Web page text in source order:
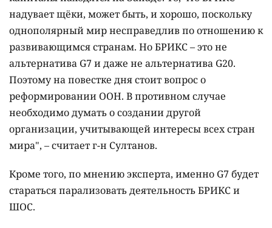
надувает щёки, может быть, и хорошо, поскольку
однополярный мир несправедлив по отношению к
развивающимся странам. Но БРИКС – это не
альтернатива G7 и даже не альтернатива G20.
Поэтому на повестке дня стоит вопрос о
реформировании ООН. В противном случае
необходимо думать о создании другой
организации, учитывающей интересы всех стран
мира", – считает г-н Султанов.
Кроме того, по мнению эксперта, именно G7 будет
стараться парализовать деятельность БРИКС и
ШОС.